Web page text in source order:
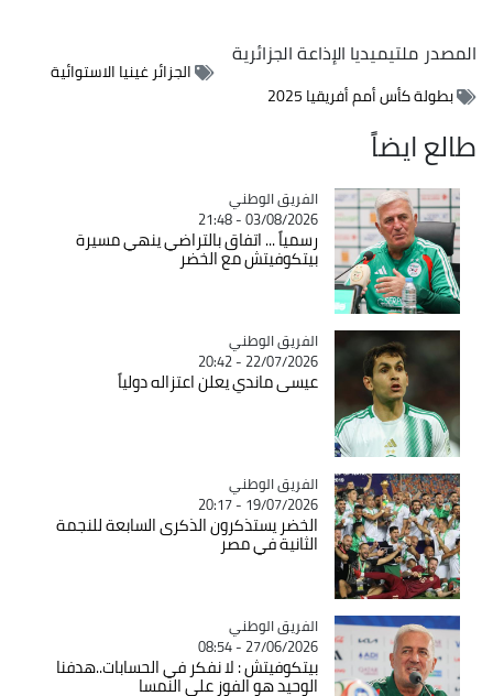
المصدرملتيميديا الإذاعة الجزائرية
الجزائر غينيا الاستوائية
بطولة كأس أمم أفريقيا 2025
طالع ايضاً
Catégorie
الفريق الوطني
03/08/2026 - 21:48
رسمياً ... اتفاق بالتراضي ينهي مسيرة
بيتكوفيتش مع الخضر
Catégorie
الفريق الوطني
22/07/2026 - 20:42
عيسى ماندي يعلن اعتزاله دولياً
Catégorie
الفريق الوطني
19/07/2026 - 20:17
الخضر يستذكرون الذكرى السابعة للنجمة
الثانية في مصر
Catégorie
الفريق الوطني
27/06/2026 - 08:54
بيتكوفيتش : لا نفكر في الحسابات..هدفنا
الوحيد هو الفوز على النمسا